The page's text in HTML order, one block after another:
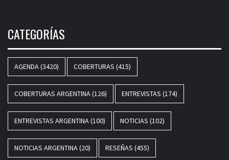
CATEGORÍAS
AGENDA(3420) COBERTURAS (415)
COBERTURAS ARGENTINA(126) ENTREVISTAS (174)
ENTREVISTAS ARGENTINA(100) NOTICIAS (102)
NOTICIAS ARGENTINA(20) RESEÑAS (455)